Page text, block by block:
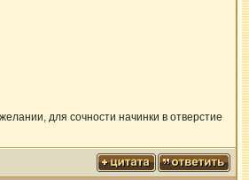
для сочности начинки в отверстие